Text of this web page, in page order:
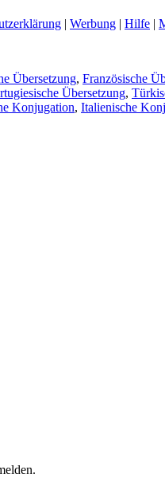
| Werbung | Hilfe |
Übersetzung, Französische
Übersetzung,
Konjugation, Italienische